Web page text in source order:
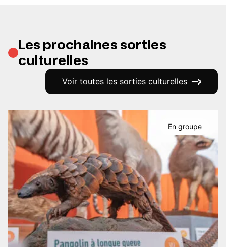
Les prochaines sorties
culturelles
Voir toutes les sorties culturelles
En groupe